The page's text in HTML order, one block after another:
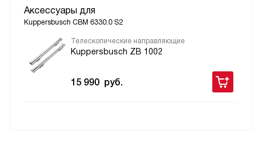
Аксессуары для
Kuppersbusch CBM 6330.0 S2
Телескопические направляющие
Kuppersbusch ZB 1002
15 990 руб.